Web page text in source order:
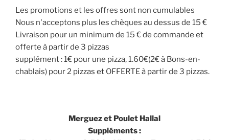
Les promotions et les offres sont non cumulables
Nous n'acceptons plus les chèques au dessus de 15 €
Livraison pour un minimum de 15 € de commande et
offerte à partir de 3 pizzas
supplément : 1€ pour une pizza, 1.60€(2€ à Bons-en-
chablais) pour 2 pizzas et OFFERTE à partir de 3 pizzas.
Merguez et Poulet Hallal
Suppléments :